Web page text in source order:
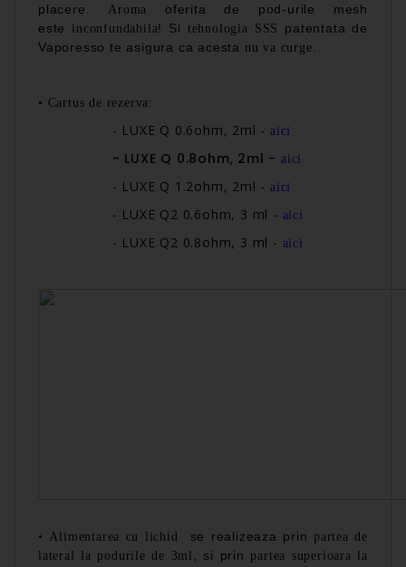
placere. Aroma oferita de pod-urile mesh
este inconfundabila! Si tehnologia SSS
patentata de
Vaporesso te asigura ca acesta nu va curge
• Cartus de rezerva:
- LUXE Q 0.6ohm, 2ml - aici
- LUXE Q 0.8ohm, 2ml - aici
- LUXE Q 1.2ohm, 2ml - aici
- LUXE Q2 0.6ohm, 3 ml - aici
- LUXE Q2 0.8ohm, 3 ml - aici
• Alimentarea cu lichid se realizeaza prin partea de
lateral la podurile de 3ml
, si prin partea superioara la